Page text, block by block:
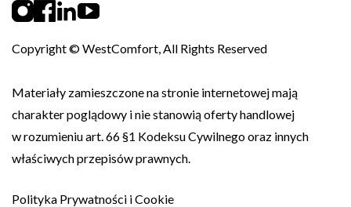
Copyright © WestComfort, All Rights Reserved
Materiały zamieszczone na stronie internetowej mają
charakter poglądowy i nie stanowią oferty handlowej
w rozumieniu art. 66 §1 Kodeksu Cywilnego oraz innych
właściwych przepisów prawnych.
Polityka Prywatności i Cookie